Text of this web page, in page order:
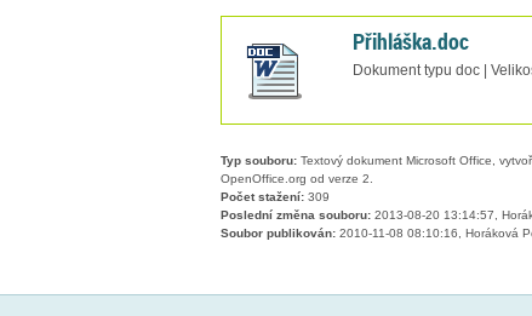
Přihláška.doc
Dokument typu doc |
Typ souboru: Textový dokument Microsoft Office,
OpenOffice.org od verze 2.
Počet stažení: 309
Poslední změna souboru: 2013-08-20 13:14:57,
Soubor publikován: 2010-11-08 08:10:16, Horáková